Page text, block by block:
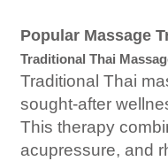
Popular Massage
Traditional Thai
Traditional Thai
sought-after
This therapy
acupressure, and